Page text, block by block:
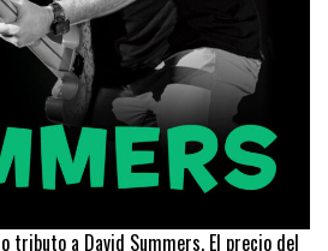
tributo a David Summers. El precio del